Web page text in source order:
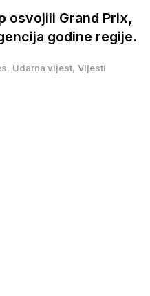
osvojili Grand Prix,
godine regije.
, Udarna vijest, Vijesti